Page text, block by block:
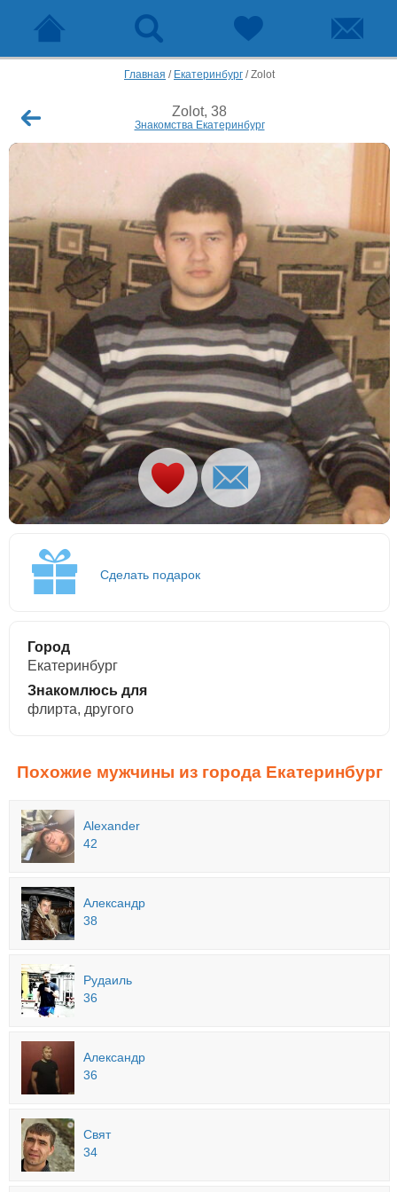
Главная / Екатеринбург /Zolot
Zolot, 38
Знакомства Екатеринбург
Сделать подарок
Город
Екатеринбург
Знакомлюсь для
флирта, другого
Похожие мужчины из города Екатеринбург
Alexander
42
Александр
38
Рудаиль
36
Александр
36
Свят
34